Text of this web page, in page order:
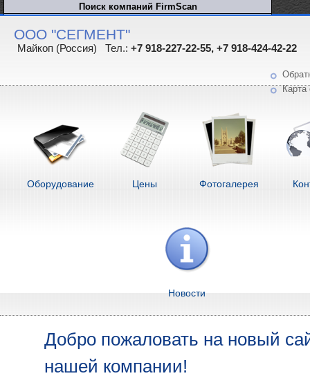
ООО "СЕГМЕНТ"
Майкоп (Россия) Тел.: +7 918-227-22-55, +7 918-424-42-22
Карта
Оборудование Цены Фотогалерея
Новости
Добро пожаловать на новый
нашей компании!